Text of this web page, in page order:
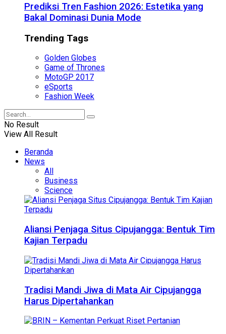
Prediksi Tren Fashion 2026: Estetika yang
Bakal Dominasi Dunia Mode
Trending Tags
Golden Globes
Game of Thrones
MotoGP 2017
eSports
Fashion Week
No Result
View All Result
Beranda
News
All
Business
Science
Aliansi Penjaga Situs Cipujangga: Bentuk Tim
Kajian Terpadu
Tradisi Mandi Jiwa di Mata Air Cipujangga
Harus Dipertahankan